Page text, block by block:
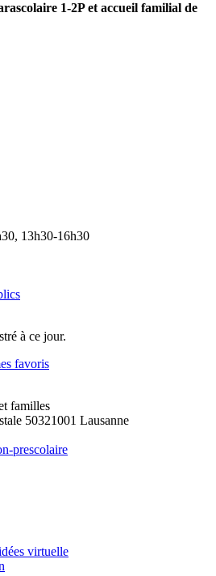
1-2P et accueil familial de
13h30-16h30
à ce jour.
favoris
familles
50321001 Lausanne
prescolaire
virtuelle